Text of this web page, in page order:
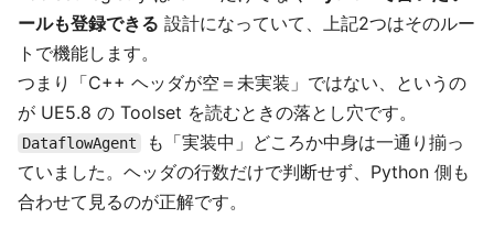
ールも登録できる 設計になっていて、上記2つはそのルー
トで機能します。
つまり「C++ ヘッダが空＝未実装」ではない、というの
が UE5.8 の Toolset を読むときの落とし穴です。
DataflowAgent
も「実装中」どころか中身は一通り揃っ
ていました。ヘッダの行数だけで判断せず、Python 側も
合わせて見るのが正解です。